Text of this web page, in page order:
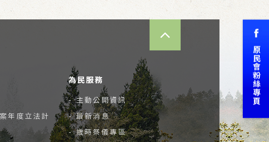
年度立法計
為民服務
- 主動公開資訊
- 最新消息
- 歲時祭儀專區